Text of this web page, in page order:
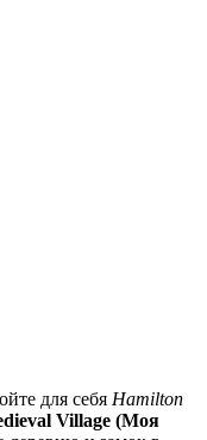
для себя Hamilton
Village (Моя